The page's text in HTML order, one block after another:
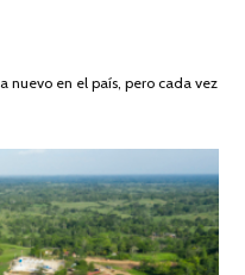
nuevo en el país, pero cada vez